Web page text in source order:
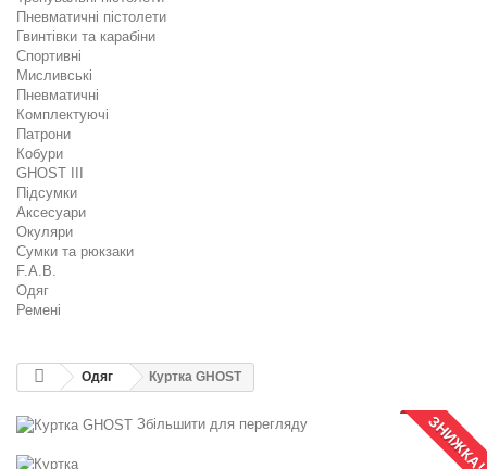
Пневматичні пістолети
Гвинтівки та карабіни
Спортивні
Мисливські
Пневматичні
Комплектуючі
Патрони
Кобури
GHOST III
Підсумки
Аксесуари
Окуляри
Сумки та рюкзаки
F.A.B.
Одяг
Ремені
Одяг Куртка GHOST
Збільшити для перегляду